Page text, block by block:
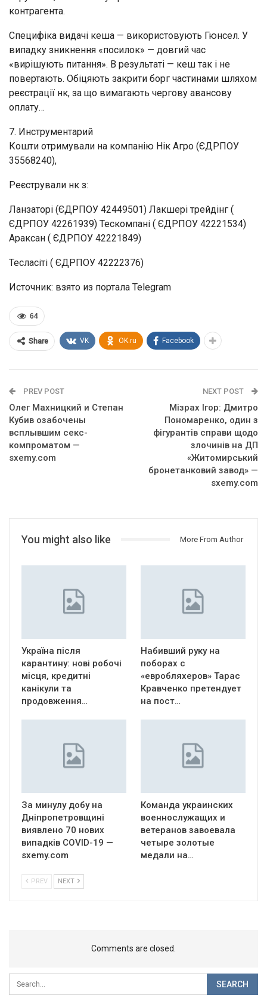
контрагента.
Специфіка видачі кеша — використовують Гюнсел. У
випадку зникнення «посилок» — довгий час
«вирішують питання». В результаті — кеш так і не
повертають. Обіцяють закрити борг частинами шляхом
реєстрації нк, за що вимагають чергову авансову
оплату…
7. Инструментарий
Кошти отримували на компанію Нік Агро (ЄДРПОУ
35568240),
Реєстрували нк з:
Ланзаторі (ЄДРПОУ 42449501) Лакшері трейдінг (
ЄДРПОУ 42261939) Тескомпані ( ЄДРПОУ 42221534)
Араксан ( ЄДРПОУ 42221849)
Тесласіті ( ЄДРПОУ 42222376)
Источник: взято из портала Telegram
64
Share VK OK.ru Facebook
PREV POST
Олег Махницкий и Степан
Кубив озабочены
всплывшим секс-
компроматом —
sxemy.com
NEXT POST
Мізрах Ігор: Дмитро
Пономаренко, один з
фігурантів справи щодо
злочинів на ДП
«Житомирський
бронетанковий завод» —
sxemy.com
You might also like More From Author
Україна після
карантину: нові робочі
місця, кредитні
канікули та
продовження…
Набивший руку на
поборах с
«евробляхеров» Тарас
Кравченко претендует
на пост…
За минулу добу на
Дніпропетровщині
виявлено 70 нових
випадків COVID-19 —
sxemy.com
Команда украинских
военнослужащих и
ветеранов завоевала
четыре золотые
медали на…
PREV NEXT
Comments are closed.